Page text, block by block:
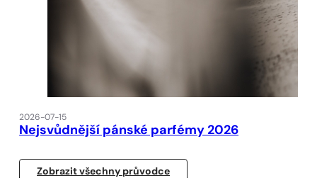
2026-07-15
Nejsvůdnější pánské parfémy 2026
Zobrazit všechny průvodce